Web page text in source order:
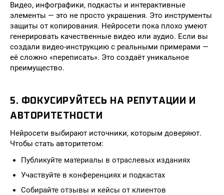
Видео, инфографики, подкасты и интерактивные
элементы — это не просто украшения. Это инструменты
защиты от копирования. Нейросети пока плохо умеют
генерировать качественные видео или аудио. Если вы
создали видео-инструкцию с реальными примерами —
её сложно «переписать». Это создаёт уникальное
преимущество.
5. ФОКУСИРУЙТЕСЬ НА РЕПУТАЦИИ И
АВТОРИТЕТНОСТИ
Нейросети выбирают источники, которым доверяют.
Чтобы стать авторитетом:
Публикуйте материалы в отраслевых изданиях
Участвуйте в конференциях и подкастах
Собирайте отзывы и кейсы от клиентов